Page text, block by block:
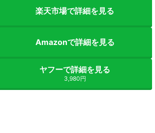
楽天市場で詳細を見る
Amazonで詳細を見る
ヤフーで詳細を見る
3,980円